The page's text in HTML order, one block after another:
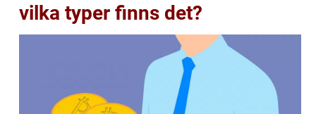
vilka typer finns det?